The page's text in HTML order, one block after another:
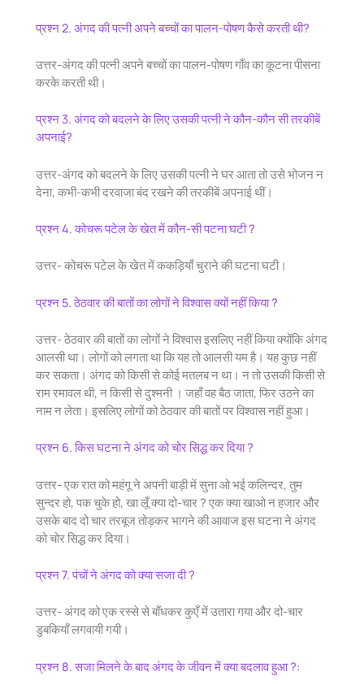
प्रश्न 2. अंगद की पत्नी अपने बच्चों का पालन-पोषण कैसे करती थी?
उत्तर-अंगद की पत्नी अपने बच्चों का पालन-पोषण गाँव का कूटना पीसना
करके करती थी।
प्रश्न 3. अंगद को बदलने के लिए उसकी पत्नी ने कौन-कौन सी तरकीबें
अपनाई?
उत्तर-अंगद को बदलने के लिए उसकी पत्नी ने घर आता तो उसे भोजन न
देना, कभी-कभी दरवाजा बंद रखने की तरकीबें अपनाई थीं।
प्रश्न 4. कोचरू पटेल के खेत में कौन-सी पटना घटी ?
उत्तर- कोचरू पटेल के खेत में ककड़ियाँ चुराने की घटना घटी।
प्रश्न 5. ठेठवार की बातों का लोगों ने विश्वास क्यों नहीं किया ?
उत्तर- ठेठवार की बातों का लोगों ने विश्वास इसलिए नहीं किया क्योंकि अंगद
आलसी था। लोगों को लगता था कि यह तो आलसी यम है। यह कुछ नहीं
कर सकता। अंगद को किसी से कोई मतलब न था। न तो उसकी किसी से
राम रमावल थी, न किसी से दुश्मनी । जहाँ वह बैठ जाता, फिर उठने का
नाम न लेता। इसलिए लोगों को ठेठवार की बातों पर विश्वास नहीं हुआ।
प्रश्न 6. किस घटना ने अंगद को चोर सिद्ध कर दिया ?
उत्तर- एक रात को महंगू ने अपनी बाड़ी में सुना ओ भई कलिन्दर, तुम
सुन्दर हो, पक चुके हो, खा लूँ क्या दो-चार ? एक क्या खाओ न हजार और
उसके बाद दो चार तरबूज तोड़कर भागने की आवाज इस घटना ने अंगद
को चोर सिद्ध कर दिया।
प्रश्न 7. पंचों ने अंगद को क्या सजा दी ?
उत्तर- अंगद को एक रस्से से बाँधकर कुएँ में उतारा गया और दो-चार
डुबकियाँ लगवायी गयी।
प्रश्न 8. सजा मिलने के बाद अंगद के जीवन में क्या बदलाव हुआ ?: